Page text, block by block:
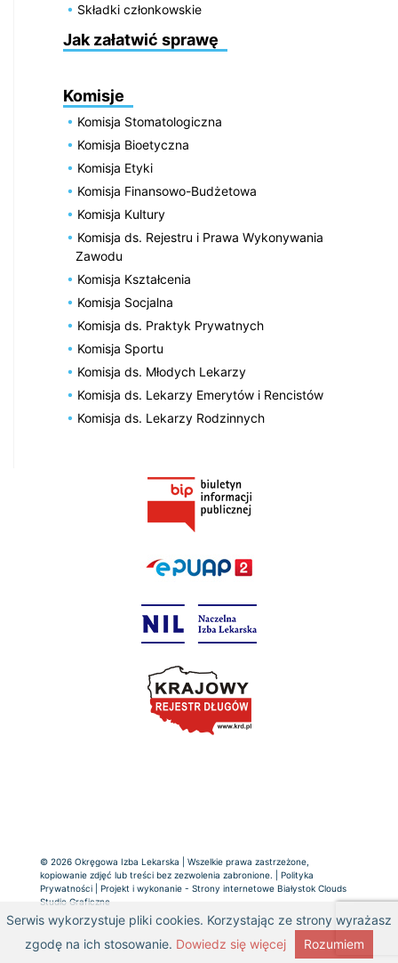
Składki członkowskie
Jak załatwić sprawę
Komisje
Komisja Stomatologiczna
Komisja Bioetyczna
Komisja Etyki
Komisja Finansowo-Budżetowa
Komisja Kultury
Komisja ds. Rejestru i Prawa Wykonywania
Zawodu
Komisja Kształcenia
Komisja Socjalna
Komisja ds. Praktyk Prywatnych
Komisja Sportu
Komisja ds. Młodych Lekarzy
Komisja ds. Lekarzy Emerytów i Rencistów
Komisja ds. Lekarzy Rodzinnych
© 2026 Okręgowa Izba Lekarska | Wszelkie prawa zastrzeżone,
kopiowanie zdjęć lub treści bez zezwolenia zabronione. | Polityka
Prywatności | Projekt i wykonanie - Strony internetowe Białystok Clouds
Studio Graficzne
Serwis wykorzystuje pliki cookies. Korzystając ze strony wyrażasz
zgodę na ich stosowanie. Dowiedz się więcej Rozumiem